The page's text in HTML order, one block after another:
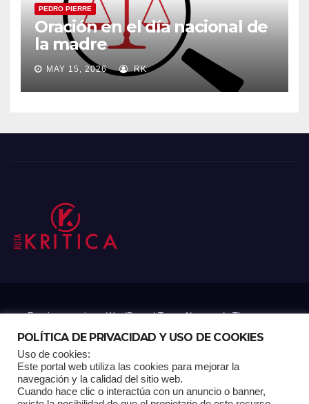
PEDRO PIERRE
Oración en el día nacional de
la madre
MAY 15, 2026 RK
Funciona gracias a WordPress|Tema: Newsup deThemeansar
Home Análisis Carrito RK Contactos Documental Gracias !
POLÍTICA DE PRIVACIDAD Y USO DE COOKIES
Uso de cookies:
Este portal web utiliza las cookies para mejorar la
navegación y la calidad del sitio web.
Cuando hace clic o interactúa con un anuncio o banner,